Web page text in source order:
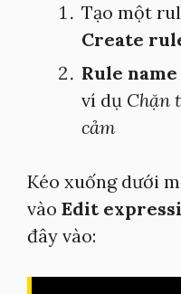
Tạo một
Create
Rule
ví dụ Chặn
cảm
Kéo xuống dưới
vào Edit
đây vào: